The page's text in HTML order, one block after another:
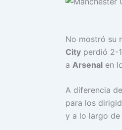
No mostró su
City perdió 2-
a Arsenal en
A diferencia
para los
y a lo largo